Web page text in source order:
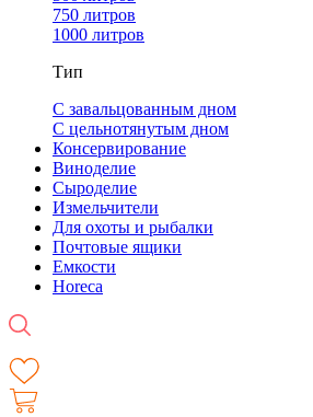
750 литров
1000 литров
Тип
С завальцованным дном
С цельнотянутым дном
Консервирование
Виноделие
Сыроделие
Измельчители
Для охоты и рыбалки
Почтовые ящики
Емкости
Horeca